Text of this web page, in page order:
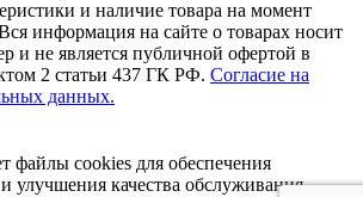
и наличие товара на момент
информация на сайте о товарах носит
и не является публичной офертой в
2 статьи 437 ГК РФ. Согласие на
данных.
файлы cookies для обеспечения
улучшения качества обслуживания.